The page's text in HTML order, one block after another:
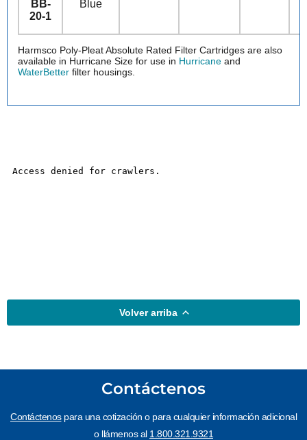
BB-
20-1
Blue
Harmsco Poly-Pleat Absolute Rated Filter Cartridges are also
available in Hurricane Size for use in Hurricane and
WaterBetter filter housings.
Volver arriba
Contáctenos
Contáctenospara una cotización o para cualquier información adicional
o llámenos al 1.800.321.9321